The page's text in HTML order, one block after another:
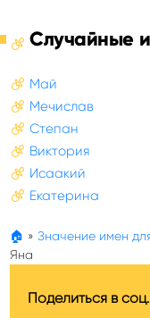
Случайные
Май
Мечислав
Степан
Виктория
Исаакий
Екатерина
🏠 » Значение имен
Яна
Поделиться в